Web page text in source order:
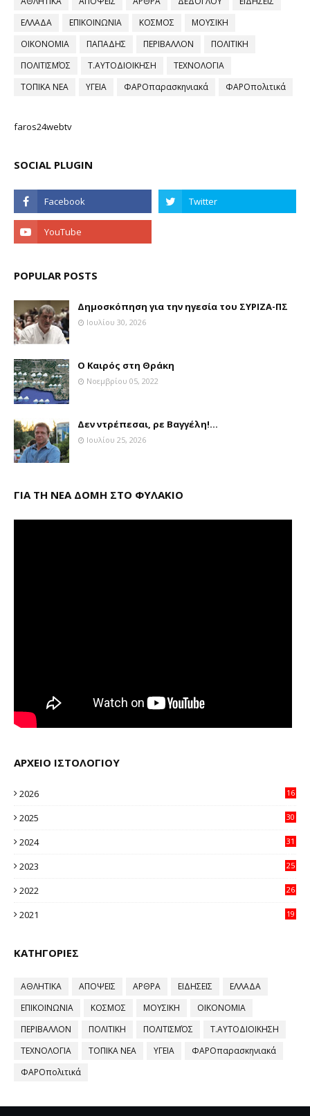
ΕΛΛΑΔΑ
ΕΠΙΚΟΙΝΩΝΙΑ ΚΟΣΜΟΣ
ΜΟΥΣΙΚΗ
ΟΙΚΟΝΟΜΙΑ
ΠΑΠΑΔΗΣ ΠΕΡΙΒΑΛΛΟΝ
ΠΟΛΙΤΙΚΗ
ΠΟΛΙΤΙΣΜΌΣ
Τ.ΑΥΤΟΔΙΟΙΚΗΣΗ
ΤΕΧΝΟΛΟΓΙΑ
ΤΟΠΙΚΑ ΝΕΑ
ΥΓΕΙΑ ΦΑΡΟπαρασκηνιακά ΦΑΡΟπολιτικά
faros24webtv
SOCIAL PLUGIN
POPULAR POSTS
Δημοσκόπηση για την ηγεσία του ΣΥΡΙΖΑ-ΠΣ
Ιουλίου 30, 2026
Ο Καιρός στη Θράκη
Νοεμβρίου 05, 2022
Δεν ντρέπεσαι, ρε Βαγγέλη!...
Ιουλίου 25, 2026
ΓΙΑ ΤΗ ΝΕΑ ΔΟΜΗ ΣΤΟ ΦΥΛΑΚΙΟ
ΑΡΧΕΙΟ ΙΣΤΟΛΟΓΙΟΥ
2026
16
2025
30
2024
31
2023
25
2022
26
2021
19
ΚΑΤΗΓΟΡΙΕΣ
ΑΘΛΗΤΙΚΑ ΑΠΟΨΕΙΣ ΑΡΘΡΑ ΕΙΔΗΣΕΙΣ
ΕΛΛΑΔΑ
ΕΠΙΚΟΙΝΩΝΙΑ
ΚΟΣΜΟΣ ΜΟΥΣΙΚΗ
ΟΙΚΟΝΟΜΙΑ
ΠΕΡΙΒΑΛΛΟΝ
ΠΟΛΙΤΙΚΗ ΠΟΛΙΤΙΣΜΌΣ
Τ.ΑΥΤΟΔΙΟΙΚΗΣΗ
ΤΕΧΝΟΛΟΓΙΑ
ΤΟΠΙΚΑ ΝΕΑ ΥΓΕΙΑ
ΦΑΡΟπαρασκηνιακά
ΦΑΡΟπολιτικά